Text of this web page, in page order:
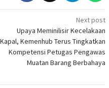
Next post
Upaya Meminilisir Kecelakaan
Kapal, Kemenhub Terus Tingkatkan
Kompetensi Petugas Pengawas
Muatan Barang Berbahaya